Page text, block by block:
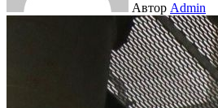
Автор Admin